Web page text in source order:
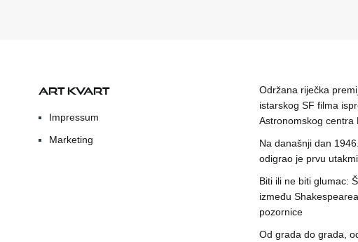
ART KVART
Impressum
Marketing
Održana riječka
istarskog SF filma
Astronomskog centra
Na današnji dan
odigrao je prvu
Biti ili ne biti glumac:
između
pozornice
Od grada do grada,